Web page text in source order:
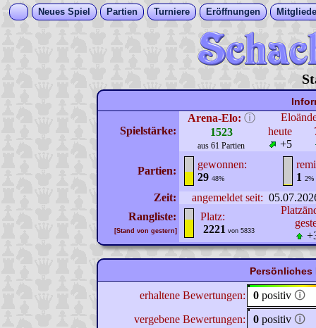
Neues Spiel Partien Turniere Eröffnungen
Spielstärke:
Arena-Elo: ⓘ
1523
aus 61 Partien
heute
+5
Partien:
gewonnen:
29 48%
1 2%
Zeit: angemeldet seit:
Rangliste:
[Stand von gestern]
Platz:
2221 von 5833
erhaltene Bewertungen: 0 positiv 🛈
vergebene Bewertungen:
0 positiv 🛈